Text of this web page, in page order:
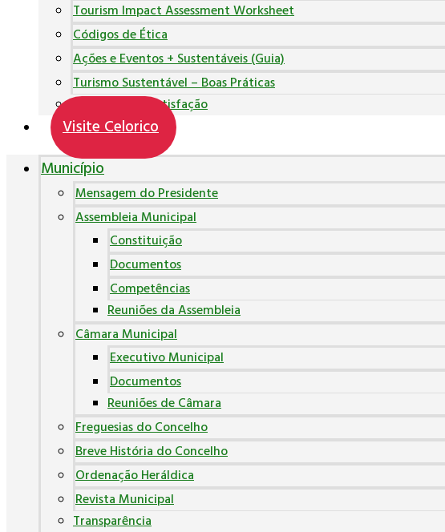
Tourism Impact Assessment Worksheet
Códigos de Ética
Ações e Eventos + Sustentáveis (Guia)
Turismo Sustentável – Boas Práticas
Inquéritos de Satisfação
Visite Celorico
Município
Mensagem do Presidente
Assembleia Municipal
Constituição
Documentos
Competências
Reuniões da Assembleia
Câmara Municipal
Executivo Municipal
Documentos
Reuniões de Câmara
Freguesias do Concelho
Breve História do Concelho
Ordenação Heráldica
Revista Municipal
Transparência